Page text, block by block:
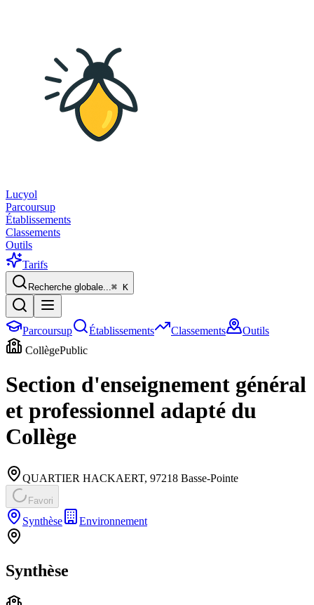
Lucyol
Parcoursup
Établissements
Classements
Outils
Tarifs
Recherche globale...⌘ K
Parcoursup Établissements Classements
Outils
CollègePublic
Section d'enseignement général
et professionnel adapté du
Collège
QUARTIER HACKAERT, 97218 Basse-Pointe
Favori
Synthèse Environnement
Synthèse